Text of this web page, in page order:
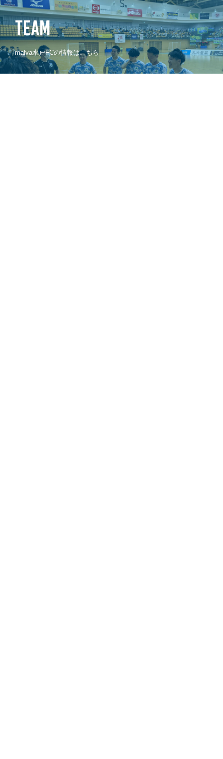
TEAM
malva水戸FCの情報はこちら